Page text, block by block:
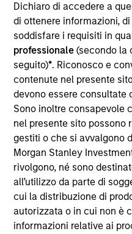
Dichiaro di accedere a
di ottenere informazioni,
soddisfare i requisiti in
professionale(secondo la
seguito)*. Riconosco e
contenute nel presente
devono essere consultate
Sono inoltre consapevole
nel presente sito possono
gestiti o che si avvalgono
Morgan Stanley
rivolgono, né sono
all’utilizzo da parte di
cui la distribuzione di
autorizzata o in cui non è
informazioni relative ai
Comparti di Morgan
società di investimento a
lussemburghese. (la
Granducato di
d’investimento collettivo ai
del 17 dicembre 2010 e
un organismo
(“OICVM”).
Prima dell’adesione ai
partecipazione non devono
consultato l’ultima
documento contenente
documento contenente
investitori (“KIID”), della
relazione semestrale
documenti disponibili sul sito
https://
a titolo gratuito presso la
European Bank and